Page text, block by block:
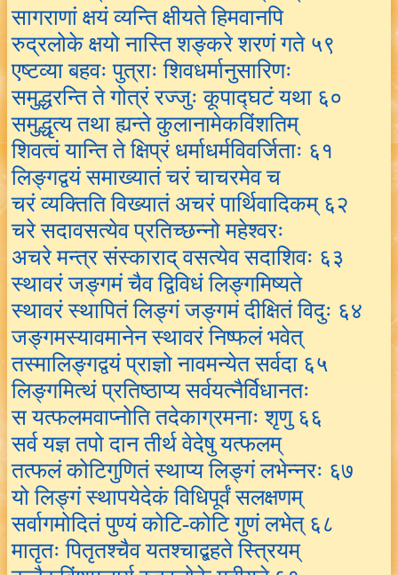
सागराणां क्षयं व्यन्ति क्षीयते हिमवानपि
रुद्रलोके क्षयो नास्ति शङ्करे शरणं गते ५९
एष्टव्या बहवः पुत्राः शिवधर्मानुसारिणः
समुद्धरन्ति ते गोत्रं रज्जुः कूपाद्घटं यथा ६०
समुद्धृत्य तथा ह्यन्ते कुलानामेकविंशतिम्
शिवत्वं यान्ति ते क्षिप्रं धर्माधर्मविवर्जिताः ६१
लिङ्गद्वयं समाख्यातं चरं चाचरमेव च
चरं व्यक्तिति विख्यातं अचरं पार्थिवादिकम् ६२
चरे सदावसत्येव प्रतिच्छन्नो महेश्वरः
अचरे मन्त्र संस्काराद् वसत्येव सदाशिवः ६३
स्थावरं जङ्गमं चैव द्विविधं लिङ्गमिष्यते
स्थावरं स्थापितं लिङ्गं जङ्गमं दीक्षितं विदुः ६४
जङ्गमस्यावमानेन स्थावरं निष्फलं भवेत्
तस्मालिङ्गद्वयं प्राज्ञो नावमन्येत सर्वदा ६५
लिङ्गमित्थं प्रतिष्ठाप्य सर्वयत्नैर्विधानतः
स यत्फलमवाप्नोति तदेकाग्रमनाः शृणु ६६
सर्व यज्ञ तपो दान तीर्थ वेदेषु यत्फलम्
तत्फलं कोटिगुणितं स्थाप्य लिङ्गं लभेन्नरः ६७
यो लिङ्गं स्थापयेदेकं विधिपूर्वं सलक्षणम्
सर्वागमोदितं पुण्यं कोटि-कोटि गुणं लभेत् ६८
मातृतः पितृतश्चैव यतश्चाद्बहते स्त्रियम्